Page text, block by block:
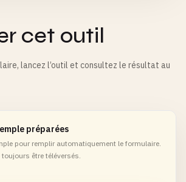
cet outil
lancez l’outil et consultez le résultat au
préparées
pour remplir automatiquement le formulaire.
être téléversés.